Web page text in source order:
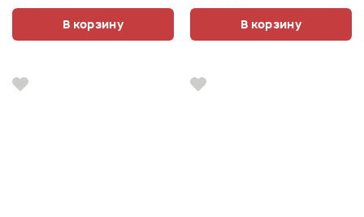
В корзину В корзину